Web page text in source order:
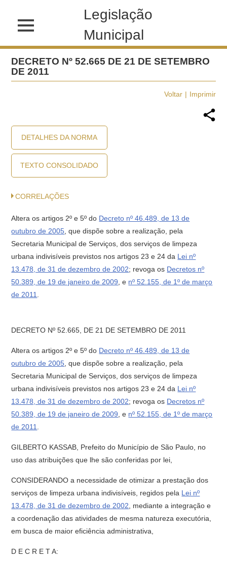
Legislação
Municipal
DECRETO Nº 52.665 DE 21 DE SETEMBRO
DE 2011
Voltar Imprimir
DETALHES DA NORMA
TEXTO CONSOLIDADO
CORRELAÇÕES
Altera os artigos 2º e 5º do Decreto nº 46.489, de 13 de
outubro de 2005 , que dispõe sobre a realização, pela
Secretaria Municipal de Serviços, dos serviços de limpeza
urbana indivisíveis previstos nos artigos 23 e 24 da Lei nº
13.478, de 31 de dezembro de 2002; revoga os Decretos nº
50.389, de 19 de janeiro de 2009 , e nº 52.155, de 1º de março
de 2011
DECRETO Nº 52.665, DE 21 DE SETEMBRO DE 2011
Altera os artigos 2º e 5º do Decreto nº 46.489, de 13 de
outubro de 2005 , que dispõe sobre a realização, pela
Secretaria Municipal de Serviços, dos serviços de limpeza
urbana indivisíveis previstos nos artigos 23 e 24 da Lei nº
13.478, de 31 de dezembro de 2002; revoga os Decretos nº
50.389, de 19 de janeiro de 2009 , e nº 52.155, de 1º de março
de 2011
GILBERTO KASSAB, Prefeito do Município de São Paulo, no
uso das atribuições que lhe são conferidas por lei,
CONSIDERANDO a necessidade de otimizar a prestação dos
serviços de limpeza urbana indivisíveis, regidos pela Lei nº
13.478, de 31 de dezembro de 2002 , mediante a integração e
a coordenação das atividades de mesma natureza executória,
em busca de maior eficiência administrativa,
D E C R E T A: